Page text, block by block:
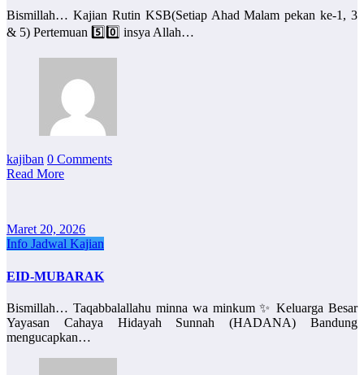
Bismillah… Kajian Rutin KSB(Setiap Ahad Malam pekan ke-1, 3
& 5) Pertemuan 5️⃣0️⃣ insya Allah…
kajiban 0 Comments
Read More
Maret 20, 2026
Info Jadwal Kajian
EID-MUBARAK
Bismillah… Taqabbalallahu minna wa minkum ✨ Keluarga Besar
Yayasan Cahaya Hidayah Sunnah (HADANA) Bandung
mengucapkan…